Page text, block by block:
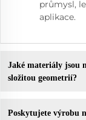
průmysl,
aplikace.
Jaké materiály jsou
složitou geometrií?
Poskytujete výrobu